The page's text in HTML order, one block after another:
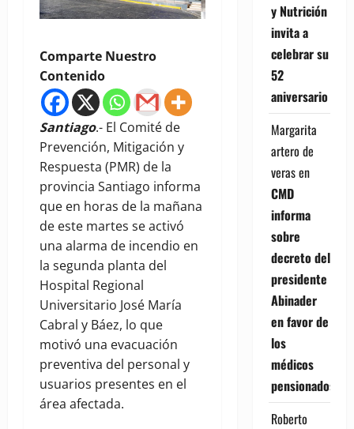
Comparte Nuestro
Contenido
Santiago.- El Comité de
Prevención, Mitigación y
Respuesta (PMR) de la
provincia Santiago informa
que en horas de la mañana
de este martes se activó
una alarma de incendio en
la segunda planta del
Hospital Regional
Universitario José María
Cabral y Báez, lo que
motivó una evacuación
preventiva del personal y
usuarios presentes en el
área afectada.
y Nutrición
invita a
celebrar su
52
aniversario
Margarita
artero de
verasen
CMD
informa
sobre
decreto del
presidente
Abinader
en favor de
los
médicos
pensionados
Roberto